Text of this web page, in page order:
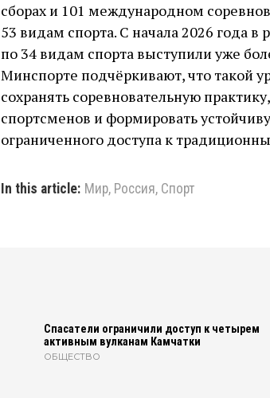
сборах и 101 международном
53 видам спорта. С начала 2026 года
по 34 видам спорта выступили уже
Минспорте подчёркивают, что такой
сохранять соревновательную
спортсменов и формировать
ограниченного доступа к
In this article: Мир, Россия, Спорт
Спасатели ограничили доступ к четырем
активным вулканам Камчатки
ОБЩЕСТВО